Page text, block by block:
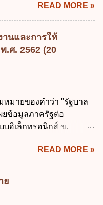
2. นายกรัฐมนตรีเป็นผู้
าช บัญญัติวิธีการงบ
รัฐมนตรีว่าการ
นผู้รักษาการตามพระ
บได้ ข้อ 4. พระราช
มาณ พ.ศ. 2561 บัญญัติ
รพัฒนาทางเศรษฐกิจ
วามเป็นธรรมในสังคม ข้อ
ณะต่อผลิตภัณฑ์มวลรวม
นกรอบในการบริหารหนี้
ข้อใด ก. ไม่เกินร้อยละ 5
กฎหมายว่าด้วยวินัยการ
าษีอากรหรือค่า
กที่กำหนดไว้ในกฎหมาย
ตามวัตถุประสงค์หรือเพื่อ
ความต้องการของชุมชน
องค์กรปกครองส่วนท้อง
อเหตุฉุกเฉินที่มิอาจหลีก
READ MORE »
นและการให้
.ศ. 2562 (20
มายของคำว่า "รัฐบาล
ยข้อมูลภาครัฐต่อ
บอิเล็กทรอนิกส์ ข.
ให้บริการ การบูรณาการ
การนำสัญลักษณ์ศูนย์และ
บบต่าง ๆ ง. สำนักงาน
องค์การมหาชน) ข้อ 2
ฐและการจัดทำบริการ
READ MORE »
ย